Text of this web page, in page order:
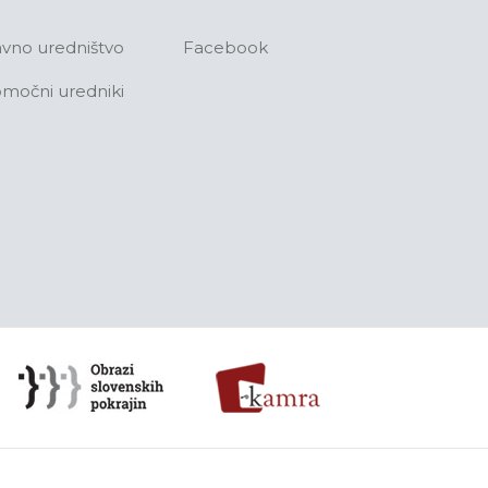
uredništvo
uredniki
Facebook